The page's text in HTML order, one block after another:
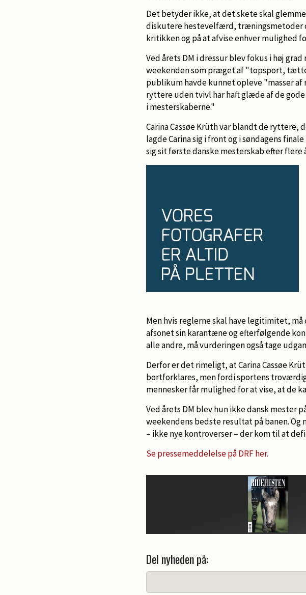
Det betyder ikke, at det skete skal
diskutere hestevelfærd, træningsmetoder
kritikken og på at afvise enhver mulighed
Ved årets DM i dressur blev fokus i høj
weekenden som præget af "topsport,
publikum havde kunnet opleve "masser
ryttere uden tvivl har haft glæde af de
i mesterskaberne."
Carina Cassøe Krüth var blandt de
lagde Carina sig i front og i søndagens
sig sit første danske mesterskab efter
Men hvis reglerne skal have legitimitet,
afsonet sin karantæne og efterfølgende
alle andre, må vurderingen også tage
Derfor er det rimeligt, at Carina Cassøe
bortforklares, men fordi sportens
mennesker får mulighed for at vise, at de
Ved årets DM blev hun ikke dansk mester
weekendens bedste resultat på banen.
– ikke nye kontroverser – der kom til at
Se pressemeddelelse på DRF her.
Del nyheden på: